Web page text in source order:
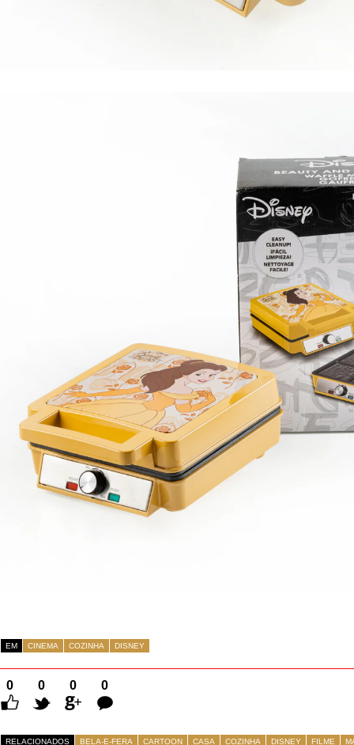
EM CINEMA COZINHA DISNEY
0 0 0
0
Comentários
RELACIONADOS BELA-E-FERA CARTOON CASA COZINHA DISNEY FILME